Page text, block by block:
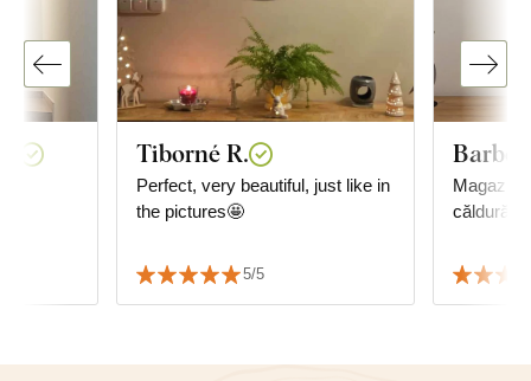
Tiborné R.
Perfect, very beautiful, just like in
the pictures🤩
5/5
căldură.